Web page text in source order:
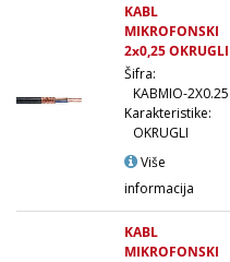
KABL
MIKROFONSKI
2x0,25 OKRUGLI
Šifra:
KABMIO-2X0.25
Karakteristike:
OKRUGLI
Više
informacija
KABL
MIKROFONSKI